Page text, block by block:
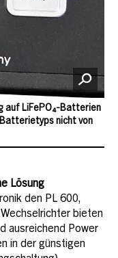
auf LiFePO₄-Batterien
nicht von
Lösung
den PL 600,
bieten
ausreichend Power
in der günstigen